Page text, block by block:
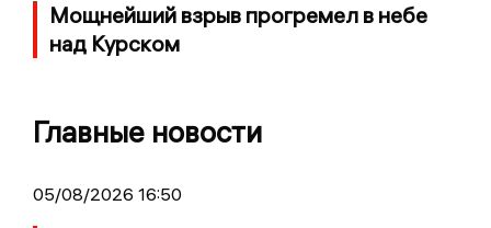
Мощнейший взрыв прогремел в небе
над Курском
Главные новости
05/08/2026 16:50